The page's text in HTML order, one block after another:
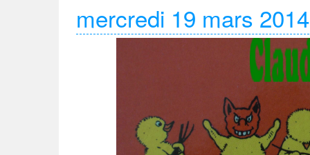
mercredi 19 mars 2014